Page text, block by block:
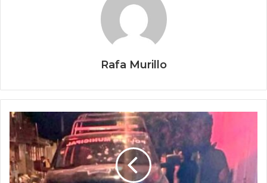
Rafa Murillo